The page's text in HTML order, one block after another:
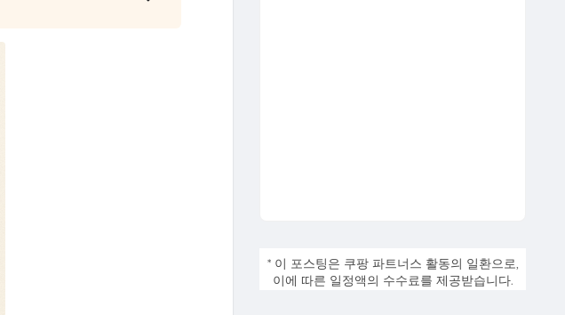
* 이 포스팅은 쿠팡 파트너스 활동의 일환으로,
이에 따른 일정액의 수수료를 제공받습니다.